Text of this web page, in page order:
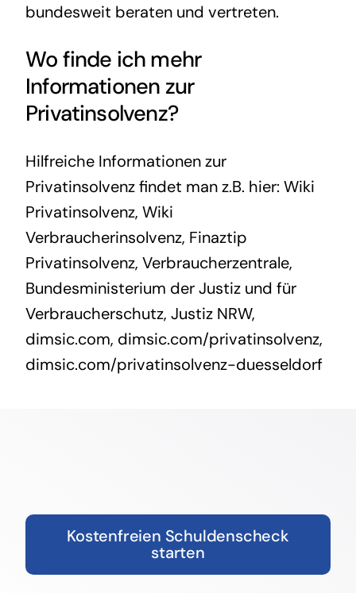
bundesweit beraten und vertreten.
Wo finde ich mehr
Informationen zur
Privatinsolvenz?
Hilfreiche Informationen zur
Privatinsolvenz findet man z.B. hier: Wiki
Privatinsolvenz, Wiki
Verbraucherinsolvenz, Finaztip
Privatinsolvenz, Verbraucherzentrale,
Bundesministerium der Justiz und für
Verbraucherschutz, Justiz NRW,
dimsic.com, dimsic.com/privatinsolvenz,
dimsic.com/privatinsolvenz-duesseldorf
Kostenfreien Schuldenscheck
starten